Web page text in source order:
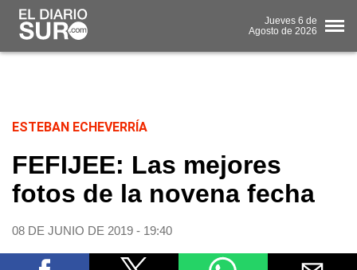
Jueves 6 de
Agosto de 2026
ESTEBAN ECHEVERRÍA
FEFIJEE: Las mejores
fotos de la novena fecha
08 DE JUNIO DE 2019 - 19:40